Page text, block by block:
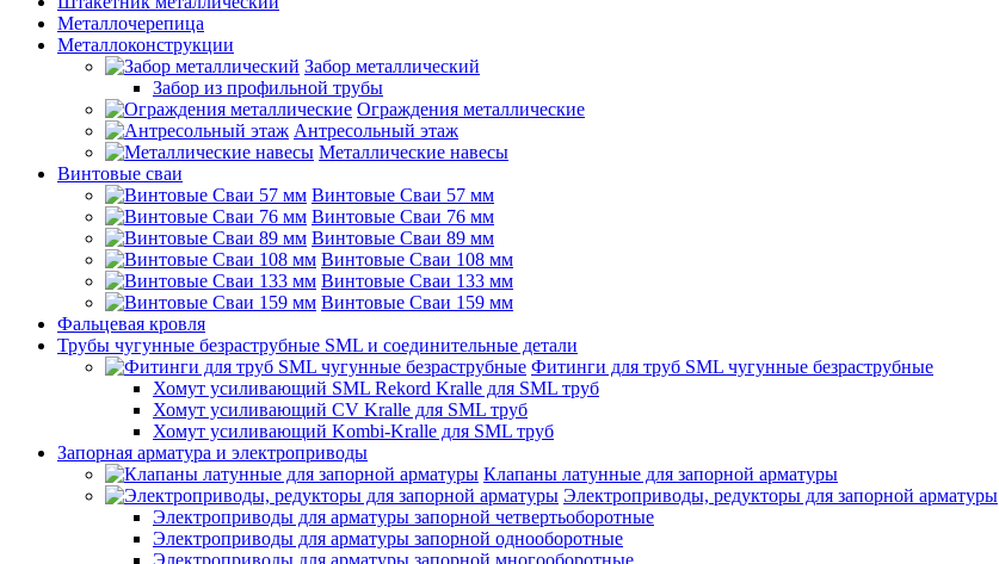
Металлочерепица
Металлоконструкции
Забор металлический
Забор из профильной трубы
Ограждения металлические
Антресольный этаж
Металлические навесы
Винтовые сваи
Винтовые Сваи 57 мм
Винтовые Сваи 76 мм
Винтовые Сваи 89 мм
Винтовые Сваи 108 мм
Винтовые Сваи 133 мм
Винтовые Сваи 159 мм
Фальцевая кровля
Трубы чугунные безраструбные SML и соединительные детали
Фитинги для труб SML чугунные безраструбные
Хомут усиливающий SML Rekord Kralle для SML труб
Хомут усиливающий CV Kralle для SML труб
Хомут усиливающий Kombi-Kralle для SML труб
Запорная арматура и электроприводы
Клапаны латунные для запорной арматуры
Электроприводы, редукторы для запорной арматуры
Электроприводы для арматуры запорной четвертьоборотные
Электроприводы для арматуры запорной однооборотные
Электроприводы для арматуры запорной многооборотные